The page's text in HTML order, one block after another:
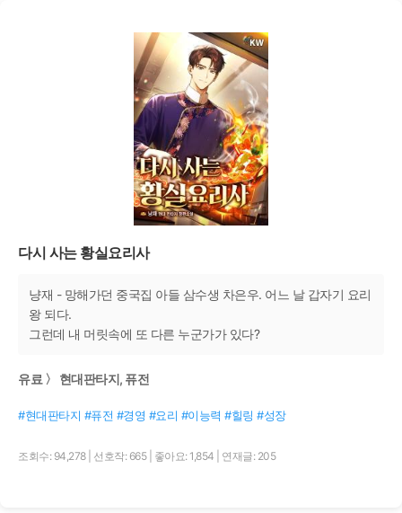
다시 사는 황실요리사
냥재 - 망해가던 중국집 아들 삼수생 차은우. 어느 날 갑자기 요리
왕 되다.
그런데 내 머릿속에 또 다른 누군가가 있다?
유료 〉 현대판타지, 퓨전
#현대판타지 #퓨전 #경영 #요리 #이능력 #힐링 #성장
조회수: 94,278 선호작: 665 좋아요: 1,854 연재글: 205